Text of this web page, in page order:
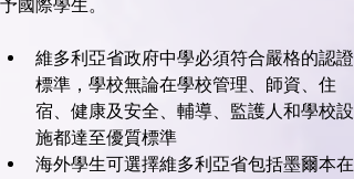
維多利亞省政府中學必須符合嚴格的認證
標準，學校無論在學校管理、師資、住
宿、健康及安全、輔導、監護人和學校設
施都達至優質標準
海外學生可選擇維多利亞省包括墨爾本在